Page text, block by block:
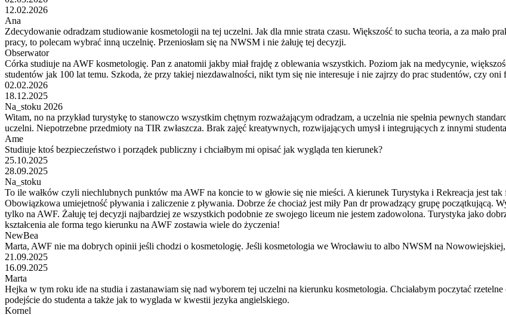
12.02.2026
Ana
Zdecydowanie odradzam studiowanie kosmetologii na tej uczelni. Jak dla mnie strata czasu. Większość to sucha teoria, a za mało
pracy, to polecam wybrać inną uczelnię. Przeniosłam się na NWSM i nie żałuję tej decyzji.
Obserwator
Córka studiuje na AWF kosmetologię. Pan z anatomii jakby miał frajdę z oblewania wszystkich. Poziom jak na medycynie,
studentów jak 100 lat temu. Szkoda, że przy takiej niezdawalności, nikt tym się nie interesuje i nie zajrzy do prac studentów, czy
02.02.2026
18.12.2025
Na_stoku 2026
Witam, no na przykład turystykę to stanowczo wszystkim chętnym rozważającym odradzam, a uczelnia nie spełnia pewnych
uczelni. Niepotrzebne przedmioty na TIR zwłaszcza. Brak zajęć kreatywnych, rozwijających umysł i integrujących z innymi
Ame
Studiuje ktoś bezpieczeństwo i porządek publiczny i chciałbym mi opisać jak wygląda ten kierunek?
25.10.2025
28.09.2025
Na_stoku
To ile wałków czyli niechlubnych punktów ma AWF na koncie to w głowie się nie mieści. A kierunek Turystyka i Rekreacja jest
Obowiązkowa umiejetność pływania i zaliczenie z pływania. Dobrze źe chociaż jest miły Pan dr prowadzący grupę początkującą.
tylko na AWF. Żałuję tej decyzji najbardziej ze wszystkich podobnie ze swojego liceum nie jestem zadowolona. Turystyka jako
kształcenia ale forma tego kierunku na AWF zostawia wiele do życzenia!
NewBea
Marta, AWF nie ma dobrych opinii jeśli chodzi o kosmetologię. Jeśli kosmetologia we Wrocławiu to albo NWSM na
21.09.2025
16.09.2025
Marta
Hejka w tym roku ide na studia i zastanawiam się nad wyborem tej uczelni na kierunku kosmetologia. Chciałabym poczytać
podejście do studenta a także jak to wyglada w kwestii jezyka angielskiego.
Kornel